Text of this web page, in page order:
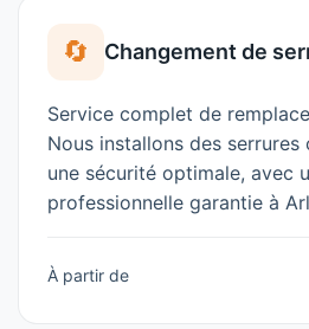
🔄 Changement de
Service complet de
Nous installons des
une sécurité optimale, avec
professionnelle garantie à
À partir de